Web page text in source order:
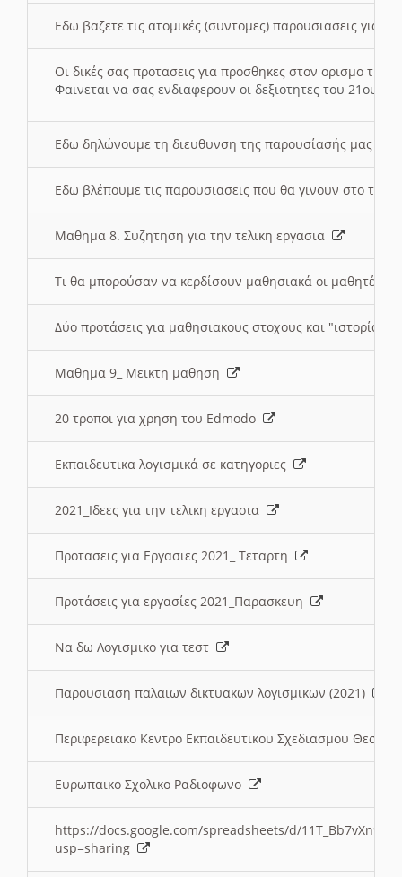
Εδω βαζετε τις ατομικές (συντομες) παρουσιασεις για
Οι δικές σας προτασεις για προσθηκες στον ορισμο
Φαινεται να σας ενδιαφερουν οι δεξιοτητες του 21ου
Εδω δηλώνουμε τη διευθυνση της παρουσίασής μας
Εδω βλέπουμε τις παρουσιασεις που θα γινουν στο
Μαθημα 8. Συζητηση για την τελικη εργασια
Τι θα μπορούσαν να κερδίσουν μαθησιακά οι μαθητές/
Δύο προτάσεις για μαθησιακους στοχους και "ιστορία"
Μαθημα 9_ Μεικτη μαθηση
20 τροποι για χρηση του Edmodo
Εκπαιδευτικα λογισμικά σε κατηγοριες
2021_Ιδεες για την τελικη εργασια
Προτασεις για Εργασιες 2021_ Τεταρτη
Προτάσεις για εργασίες 2021_Παρασκευη
Να δω Λογισμικο για τεστ
Παρουσιαση παλαιων δικτυακων λογισμικων (2021)
Περιφερειακο Κεντρο Εκπαιδευτικου Σχεδιασμου
Ευρωπαικο Σχολικο Ραδιοφωνο
https://docs.google.com/spreadsheets/d/
usp=sharing